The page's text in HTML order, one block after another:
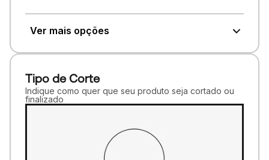
Ver mais opções
Tipo de Corte
Indique como quer que seu produto seja cortado ou
finalizado